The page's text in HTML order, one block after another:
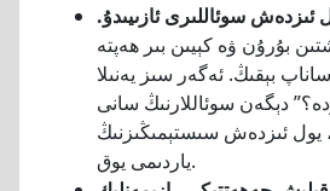
ئىزدەش سوئاللىرى ئازىيىدۇ.
بۇرۇن ۋە كېيىن بىر ھەپتە
بېقىڭ. ئەگەر سىز يەنىلا
دېگەن سوئاللارنىڭ سانى
ئىزدەش سىستېمىڭىزنىڭ
ياردىمى يوق.